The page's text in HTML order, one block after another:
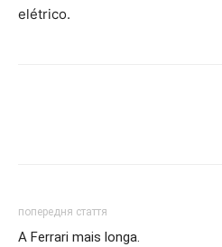
elétrico.
попередня стаття
A Ferrari mais longa.